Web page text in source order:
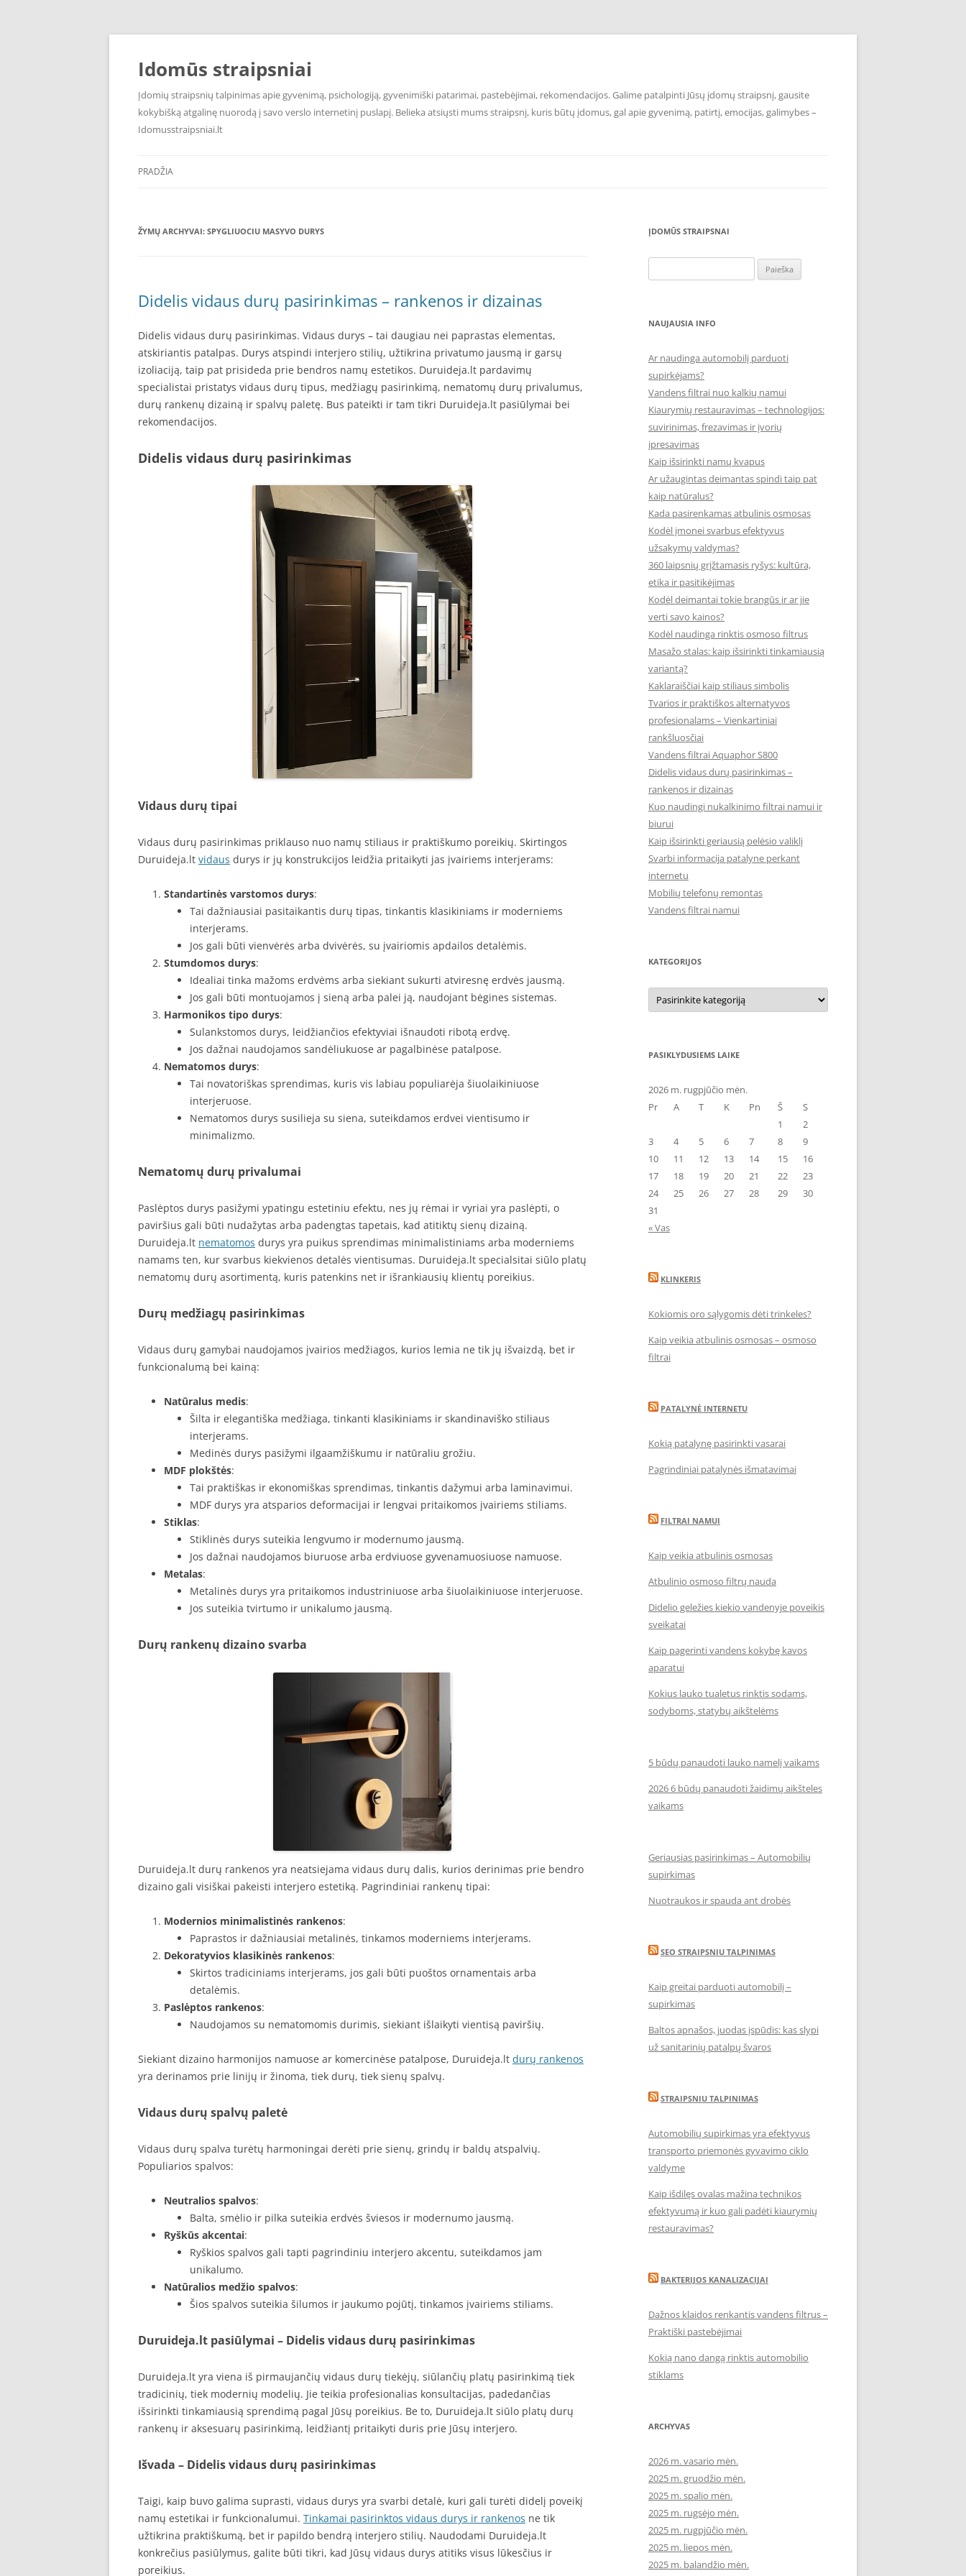
Pereiti
turinio
Idomūs straipsniai
Įdomių straipsnių talpinimas apie gyvenimą, psichologiją, gyvenimiški patarimai, pastebėjimai, rekomendacijos. Galime patalpinti Jūsų įdomų straipsnį, gausite
kokybišką atgalinę nuorodą į savo verslo internetinį puslapį. Belieka atsiųsti mums straipsnį, kuris būtų įdomus, gal apie gyvenimą, patirtį, emocijas, galimybes –
Idomusstraipsniai.lt
PRADŽIA
ŽYMŲ ARCHYVAI: SPYGLIUOCIU MASYVO DURYS
Didelis vidaus durų pasirinkimas – rankenos ir dizainas
Didelis vidaus durų pasirinkimas. Vidaus durys – tai daugiau nei paprastas elementas,
atskiriantis patalpas. Durys atspindi interjero stilių, užtikrina privatumo jausmą ir garsų
izoliaciją, taip pat prisideda prie bendros namų estetikos. Duruideja.lt pardavimų
specialistai pristatys vidaus durų tipus, medžiagų pasirinkimą, nematomų durų privalumus,
durų rankenų dizainą ir spalvų paletę. Bus pateikti ir tam tikri Duruideja.lt pasiūlymai bei
rekomendacijos.
Didelis vidaus durų pasirinkimas
Vidaus durų tipai
Vidaus durų pasirinkimas priklauso nuo namų stiliaus ir praktiškumo poreikių. Skirtingos
Duruideja.lt vidaus durys ir jų konstrukcijos leidžia pritaikyti jas įvairiems interjerams:
Standartinės varstomos durys:
Tai dažniausiai pasitaikantis durų tipas, tinkantis klasikiniams ir moderniems
interjerams.
Jos gali būti vienvėrės arba dvivėrės, su įvairiomis apdailos detalėmis.
Stumdomos durys:
Idealiai tinka mažoms erdvėms arba siekiant sukurti atviresnę erdvės jausmą.
Jos gali būti montuojamos į sieną arba palei ją, naudojant bėgines sistemas.
Harmonikos tipo durys:
Sulankstomos durys, leidžiančios efektyviai išnaudoti ribotą erdvę.
Jos dažnai naudojamos sandėliukuose ar pagalbinėse patalpose.
Nematomos durys:
Tai novatoriškas sprendimas, kuris vis labiau populiarėja šiuolaikiniuose
interjeruose.
Nematomos durys susilieja su siena, suteikdamos erdvei vientisumo ir
minimalizmo.
Nematomų durų privalumai
Paslėptos durys pasižymi ypatingu estetiniu efektu, nes jų rėmai ir vyriai yra paslėpti, o
paviršius gali būti nudažytas arba padengtas tapetais, kad atitiktų sienų dizainą.
Duruideja.lt nematomos durys yra puikus sprendimas minimalistiniams arba moderniems
namams ten, kur svarbus kiekvienos detalės vientisumas. Duruideja.lt specialsitai siūlo platų
nematomų durų asortimentą, kuris patenkins net ir išrankiausių klientų poreikius.
Durų medžiagų pasirinkimas
Vidaus durų gamybai naudojamos įvairios medžiagos, kurios lemia ne tik jų išvaizdą, bet ir
funkcionalumą bei kainą:
Natūralus medis:
Šilta ir elegantiška medžiaga, tinkanti klasikiniams ir skandinaviško stiliaus
interjerams.
Medinės durys pasižymi ilgaamžiškumu ir natūraliu grožiu.
MDF plokštės:
Tai praktiškas ir ekonomiškas sprendimas, tinkantis dažymui arba laminavimui.
MDF durys yra atsparios deformacijai ir lengvai pritaikomos įvairiems stiliams.
Stiklas:
Stiklinės durys suteikia lengvumo ir modernumo jausmą.
Jos dažnai naudojamos biuruose arba erdviuose gyvenamuosiuose namuose.
Metalas:
Metalinės durys yra pritaikomos industriniuose arba šiuolaikiniuose interjeruose.
Jos suteikia tvirtumo ir unikalumo jausmą.
Durų rankenų dizaino svarba
Duruideja.lt durų rankenos yra neatsiejama vidaus durų dalis, kurios derinimas prie bendro
dizaino gali visiškai pakeisti interjero estetiką. Pagrindiniai rankenų tipai:
Modernios minimalistinės rankenos:
Paprastos ir dažniausiai metalinės, tinkamos moderniems interjerams.
Dekoratyvios klasikinės rankenos:
Skirtos tradiciniams interjerams, jos gali būti puoštos ornamentais arba
detalėmis.
Paslėptos rankenos:
Naudojamos su nematomomis durimis, siekiant išlaikyti vientisą paviršių.
Siekiant dizaino harmonijos namuose ar komercinėse patalpose, Duruideja.lt durų rankenos
yra derinamos prie linijų ir žinoma, tiek durų, tiek sienų spalvų.
Vidaus durų spalvų paletė
Vidaus durų spalva turėtų harmoningai derėti prie sienų, grindų ir baldų atspalvių.
Populiarios spalvos:
Neutralios spalvos:
Balta, smėlio ir pilka suteikia erdvės šviesos ir modernumo jausmą.
Ryškūs akcentai:
Ryškios spalvos gali tapti pagrindiniu interjero akcentu, suteikdamos jam
unikalumo.
Natūralios medžio spalvos:
Šios spalvos suteikia šilumos ir jaukumo pojūtį, tinkamos įvairiems stiliams.
Duruideja.lt pasiūlymai – Didelis vidaus durų pasirinkimas
Duruideja.lt yra viena iš pirmaujančių vidaus durų tiekėjų, siūlančių platų pasirinkimą tiek
tradicinių, tiek modernių modelių. Jie teikia profesionalias konsultacijas, padedančias
išsirinkti tinkamiausią sprendimą pagal Jūsų poreikius. Be to, Duruideja.lt siūlo platų durų
rankenų ir aksesuarų pasirinkimą, leidžiantį pritaikyti duris prie Jūsų interjero.
Išvada – Didelis vidaus durų pasirinkimas
Taigi, kaip buvo galima suprasti, vidaus durys yra svarbi detalė, kuri gali turėti didelį poveikį
namų estetikai ir funkcionalumui. Tinkamai pasirinktos vidaus durys ir rankenos ne tik
užtikrina praktiškumą, bet ir papildo bendrą interjero stilių. Naudodami Duruideja.lt
konkrečius pasiūlymus, galite būti tikri, kad Jūsų vidaus durys atitiks visus lūkesčius ir
poreikius.
ĮDOMŪS STRAIPSNAI
NAUJAUSIA INFO
Ar naudinga automobilį parduoti
supirkėjams?
Vandens filtrai nuo kalkių namui
Kiaurymių restauravimas – technologijos:
suvirinimas, frezavimas ir įvorių
įpresavimas
Kaip išsirinkti namų kvapus
Ar užaugintas deimantas spindi taip pat
kaip natūralus?
Kada pasirenkamas atbulinis osmosas
Kodėl įmonei svarbus efektyvus
užsakymų valdymas?
360 laipsnių grįžtamasis ryšys: kultūra,
etika ir pasitikėjimas
Kodėl deimantai tokie brangūs ir ar jie
verti savo kainos?
Kodėl naudinga rinktis osmoso filtrus
Masažo stalas: kaip išsirinkti tinkamiausią
variantą?
Kaklaraiščiai kaip stiliaus simbolis
Tvarios ir praktiškos alternatyvos
profesionalams – Vienkartiniai
rankšluosčiai
Vandens filtrai Aquaphor S800
Didelis vidaus durų pasirinkimas –
rankenos ir dizainas
Kuo naudingi nukalkinimo filtrai namui ir
biurui
Kaip išsirinkti geriausią pelėsio valiklį
Svarbi informacija patalyne perkant
internetu
Mobilių telefonų remontas
Vandens filtrai namui
KATEGORIJOS
Kategorijos
PASIKLYDUSIEMS LAIKE
2026 m. rugpjūčio mėn.
Pr
A T K Pn Š
S
1
2
3
4 5 6 7 8
9
10
11 12 13 14 15
16
17
18 19 20 21 22
23
24
25 26 27 28 29
30
31
« Vas
KLINKERIS
Kokiomis oro sąlygomis dėti trinkeles?
Kaip veikia atbulinis osmosas – osmoso
filtrai
PATALYNĖ INTERNETU
Kokią patalynę pasirinkti vasarai
Pagrindiniai patalynės išmatavimai
FILTRAI NAMUI
Kaip veikia atbulinis osmosas
Atbulinio osmoso filtrų nauda
Didelio geležies kiekio vandenyje poveikis
sveikatai
Kaip pagerinti vandens kokybę kavos
aparatui
Kokius lauko tualetus rinktis sodams,
sodyboms, statybų aikštelėms
5 būdų panaudoti lauko namelį vaikams
2026 6 būdų panaudoti žaidimų aikšteles
vaikams
Geriausias pasirinkimas – Automobilių
supirkimas
Nuotraukos ir spauda ant drobės
SEO STRAIPSNIU TALPINIMAS
Kaip greitai parduoti automobilį –
supirkimas
Baltos apnašos, juodas įspūdis: kas slypi
už sanitarinių patalpų švaros
STRAIPSNIU TALPINIMAS
Automobilių supirkimas yra efektyvus
transporto priemonės gyvavimo ciklo
valdyme
Kaip išdilęs ovalas mažina technikos
efektyvumą ir kuo gali padėti kiaurymių
restauravimas?
BAKTERIJOS KANALIZACIJAI
Dažnos klaidos renkantis vandens filtrus –
Praktiški pastebėjimai
Kokią nano dangą rinktis automobilio
stiklams
ARCHYVAS
2026 m. vasario mėn.
2025 m. gruodžio mėn.
2025 m. spalio mėn.
2025 m. rugsėjo mėn.
2025 m. rugpjūčio mėn.
2025 m. liepos mėn.
2025 m. balandžio mėn.